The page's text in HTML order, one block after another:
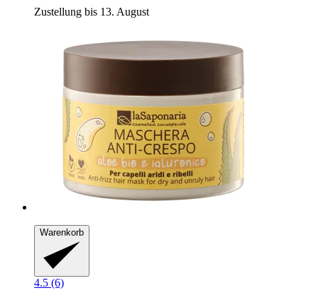
Zustellung bis 13. August
Warenkorb
4.5 (6)